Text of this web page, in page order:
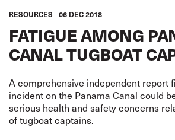
RESOURCES 06 DEC 2018
FATIGUE AMONG
CANAL TUGBOAT
A comprehensive independent report
incident on the Panama Canal could
serious health and safety concerns
of tugboat captains.